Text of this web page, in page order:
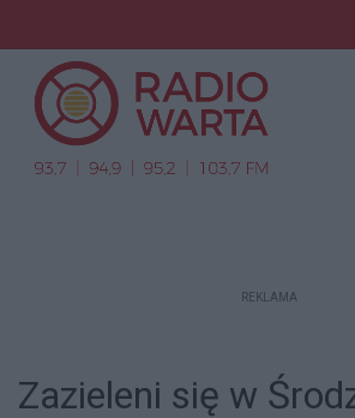
REKLAMA
Zazieleni się w